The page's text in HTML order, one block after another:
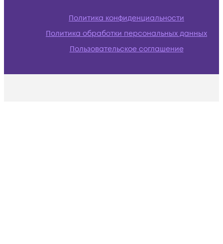
Политика конфиденциальности
Политика обработки персональных данных
Пользовательское соглашение